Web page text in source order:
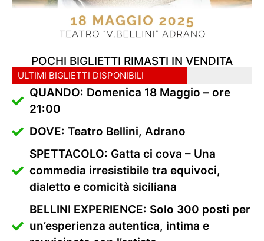
POCHI BIGLIETTI RIMASTI IN VENDITA
ULTIMI BIGLIETTI DISPONIBILI
QUANDO: Domenica 18 Maggio – ore
21:00
DOVE: Teatro Bellini, Adrano
SPETTACOLO: Gatta ci cova – Una
commedia irresistibile tra equivoci,
dialetto e comicità siciliana
BELLINI EXPERIENCE: Solo 300 posti per
un’esperienza autentica, intima e